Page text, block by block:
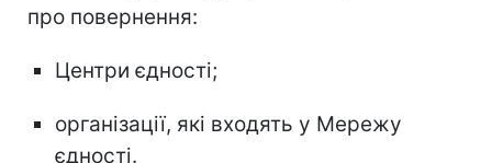
про повернення:
Центри єдності;
організації, які входять у Мережу
єдності.